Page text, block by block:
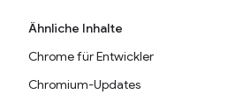
Ähnliche Inhalte
Chrome für Entwickler
Chromium-Updates